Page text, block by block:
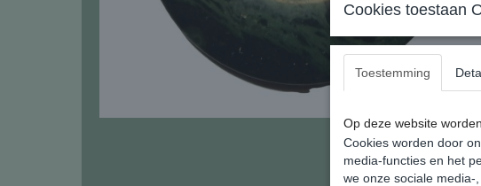
Cookies toestaan
Toestemming
Op deze website
Cookies worden door
media-functies en het
we onze sociale